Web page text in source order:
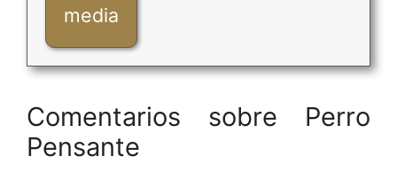
media
Comentarios sobre Perro
Pensante